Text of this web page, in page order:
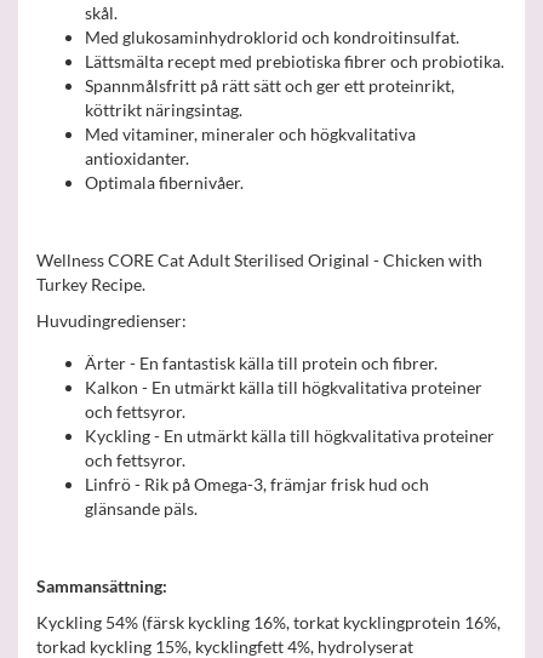
skål.
Med glukosaminhydroklorid och kondroitinsulfat.
Lättsmälta recept med prebiotiska fibrer och probiotika.
Spannmålsfritt på rätt sätt och ger ett proteinrikt,
köttrikt näringsintag.
Med vitaminer, mineraler och högkvalitativa
antioxidanter.
Optimala fibernivåer.
Wellness CORE Cat Adult Sterilised Original - Chicken with
Turkey Recipe.
Huvudingredienser:
Ärter - En fantastisk källa till protein och fibrer.
Kalkon - En utmärkt källa till högkvalitativa proteiner
och fettsyror.
Kyckling - En utmärkt källa till högkvalitativa proteiner
och fettsyror.
Linfrö - Rik på Omega-3, främjar frisk hud och
glänsande päls.
Sammansättning:
Kyckling 54% (färsk kyckling 16%, torkat kycklingprotein 16%,
torkad kyckling 15%, kycklingfett 4%, hydrolyserat